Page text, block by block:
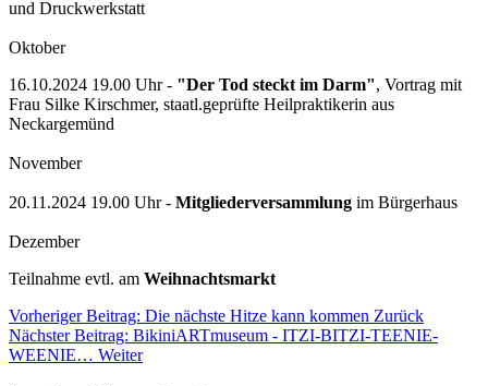
und Druckwerkstatt
Oktober
16.10.2024 19.00 Uhr - "Der Tod steckt im Darm", Vortrag mit
Frau Silke Kirschmer, staatl.geprüfte Heilpraktikerin aus
Neckargemünd
November
20.11.2024 19.00 Uhr - Mitgliederversammlung im Bürgerhaus
Dezember
Teilnahme evtl. am Weihnachtsmarkt
Vorheriger Beitrag: Die nächste Hitze kann kommen Zurück
Nächster Beitrag: BikiniARTmuseum - ITZI-BITZI-TEENIE-
WEENIE… Weiter